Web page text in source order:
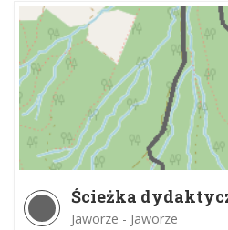
Ścieżka
Jaworze - Jaworze